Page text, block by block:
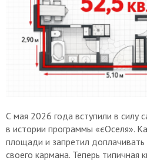
С мая 2026 года вступили в силу
в истории программы «єОселя».
площади и запретил
своего кармана. Теперь типичная